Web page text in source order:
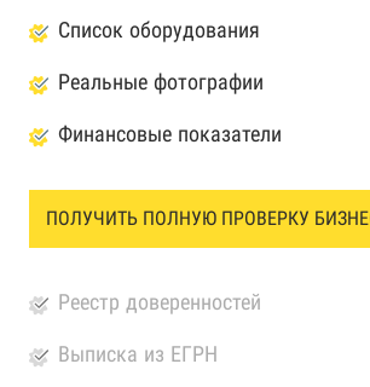
Список оборудования
Реальные фотографии
Финансовые показатели
ПОЛУЧИТЬ ПОЛНУЮ ПРОВЕРКУ
Реестр доверенностей
Выписка из ЕГРН